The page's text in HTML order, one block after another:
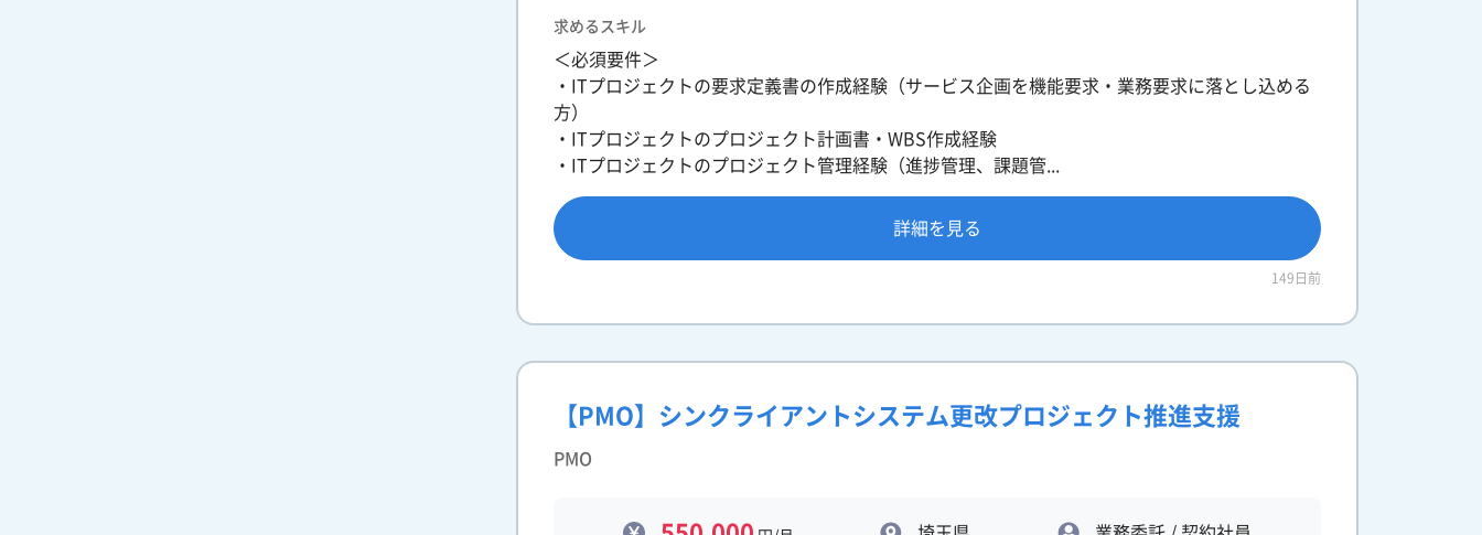
求めるスキル
＜必須要件＞
・ITプロジェクトの要求定義書の作成経験（サービス企画を機能要求・業務要求に落とし込める
方）
・ITプロジェクトのプロジェクト計画書・WBS作成経験
・ITプロジェクトのプロジェクト管理経験（進捗管理、課題管...
詳細を見る
149日前
【PMO】シンクライアントシステム更改プロジェクト推進支援
PMO